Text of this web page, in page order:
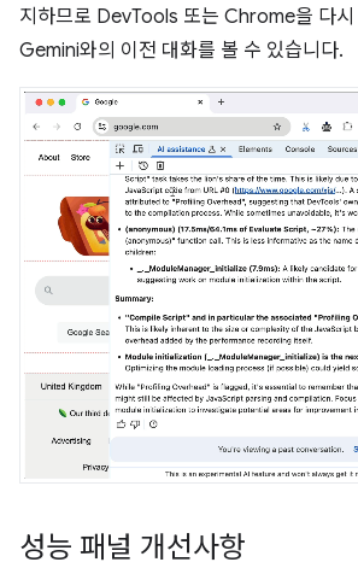
지하므로 DevTools 또는 Chrome을 다시
Gemini와의 이전 대화를 볼 수 있습니다.
성능 패널 개선사항